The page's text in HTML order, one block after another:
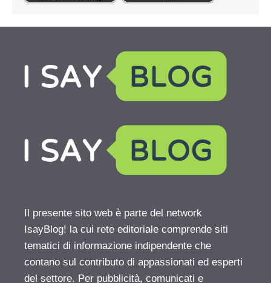
Il presente sito web è parte del network
IsayBlog! la cui rete editoriale comprende siti
tematici di informazione indipendente che
contano sul contributo di appassionati ed esperti
del settore. Per pubblicità, comunicati e